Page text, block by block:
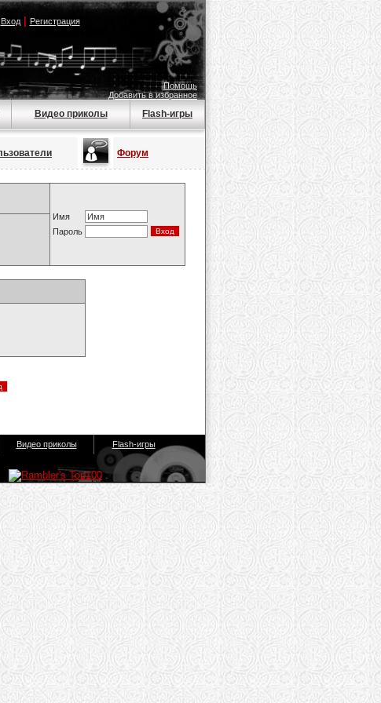
Вход| Регистрация
Помощь
Добавить в избранное
Видео приколы Flash-игры
Форум
Имя
Пароль
Видео приколы Flash-игры